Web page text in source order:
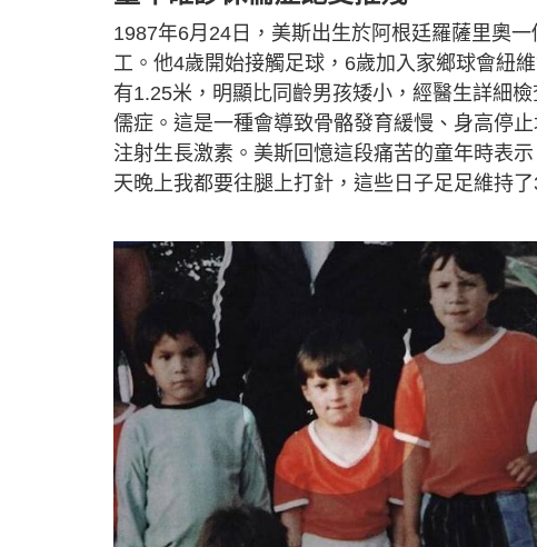
1987年6月24日，美斯出生於阿根廷羅薩里奧
工。他4歲開始接觸足球，6歲加入家鄉球會紐
有1.25米，明顯比同齡男孩矮小，經醫生詳細
儒症。這是一種會導致骨骼發育緩慢、身高停
注射生長激素。美斯回憶這段痛苦的童年時表
天晚上我都要往腿上打針，這些日子足足維持了